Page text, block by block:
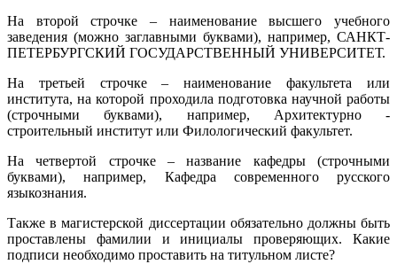
На второй строчке – наименование высшего учебного
заведения (можно заглавными буквами), например, САНКТ-
ПЕТЕРБУРГСКИЙ ГОСУДАРСТВЕННЫЙ УНИВЕРСИТЕТ.
На третьей строчке ‒ наименование факультета или
института, на которой проходила подготовка научной работы
(строчными буквами), например, Архитектурно -
строительный институт или Филологический факультет.
На четвертой строчке – название кафедры (строчными
буквами), например, Кафедра современного русского
языкознания.
Также в магистерской диссертации обязательно должны быть
проставлены фамилии и инициалы проверяющих. Какие
подписи необходимо проставить на титульном листе?